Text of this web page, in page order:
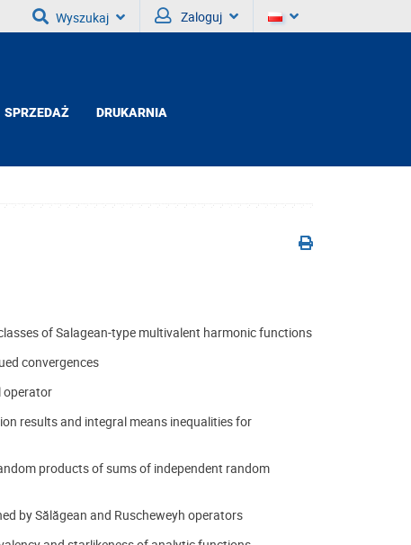
Wyszukaj Zaloguj
SPRZEDAŻ DRUKARNIA
of Salagean-type multivalent harmonic functions
convergences
operator
results and integral means inequalities for
products of sums of independent random
by Sălăgean and Ruscheweyh operators